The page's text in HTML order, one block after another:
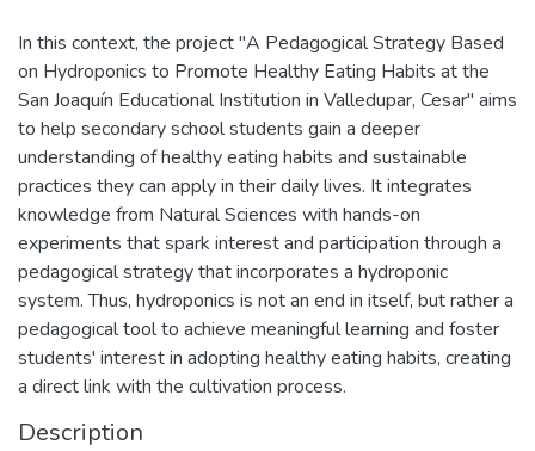
In this context, the project "A Pedagogical Strategy Based
on Hydroponics to Promote Healthy Eating Habits at the
San Joaquín Educational Institution in Valledupar, Cesar" aims
to help secondary school students gain a deeper
understanding of healthy eating habits and sustainable
practices they can apply in their daily lives. It integrates
knowledge from Natural Sciences with hands-on
experiments that spark interest and participation through a
pedagogical strategy that incorporates a hydroponic
system. Thus, hydroponics is not an end in itself, but rather a
pedagogical tool to achieve meaningful learning and foster
students' interest in adopting healthy eating habits, creating
a direct link with the cultivation process.
Description